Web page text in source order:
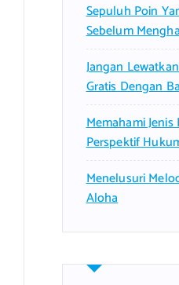
Sepuluh Poin
Sebelum
Jangan
Gratis Dengan
Memahami
Perspektif
Menelusuri
Aloha